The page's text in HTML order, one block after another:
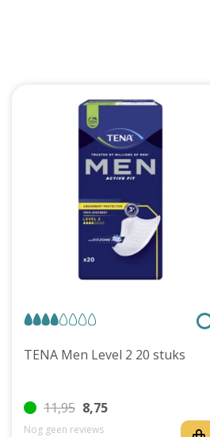
TENA Men Level 2 20 stuks
11,95 8,75
Nog geen reviews